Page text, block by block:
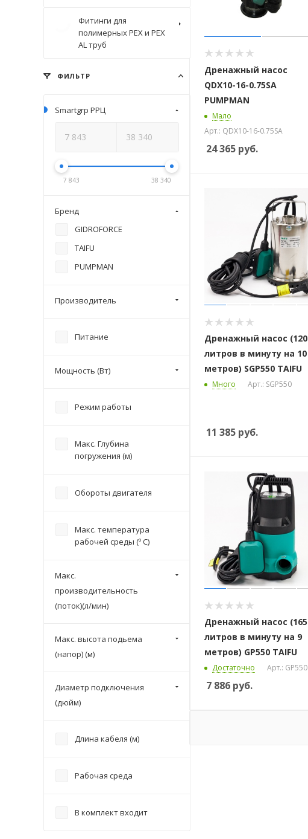
Дренажный насос
QDX10-16-0.75SA
PUMPMAN
Мало
Арт.: QDX10-16-0.75SA
24 365 руб.
Дренажный насос (120
литров в минуту на 10
метров) SGP550 TAIFU
Много Арт.: SGP550
11 385 руб.
Дренажный насос (165
литров в минуту на 9
метров) GP550 TAIFU
Достаточно Арт.: GP550
7 886 руб.
Фитинги для
полимерных PEX и PEX
AL труб
ФИЛЬТР
Smartgrp РРЦ
7 843 38 340
Бренд
GIDROFORCE
TAIFU
PUMPMAN
Производитель
Питание
Мощность (Вт)
Режим работы
Макс. Глубина
погружения (м)
Обороты двигателя
Макс. температура
рабочей среды (º С)
Макс.
производительность
(поток)(л/мин)
Макс. высота подьема
(напор) (м)
Диаметр подключения
(дюйм)
Длина кабеля (м)
Рабочая среда
В комплект входит